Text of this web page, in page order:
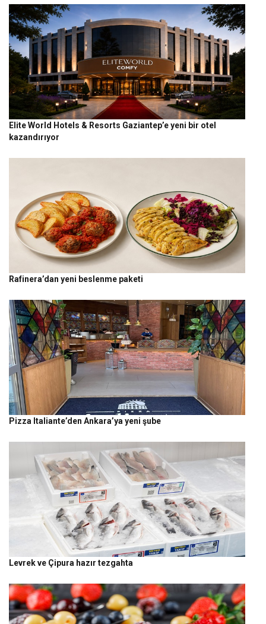
Elite World Hotels & Resorts Gaziantep’e yeni bir otel
kazandırıyor
Rafinera’dan yeni beslenme paketi
Pizza Italiante’den Ankara’ya yeni şube
Levrek ve Çipura hazır tezgahta